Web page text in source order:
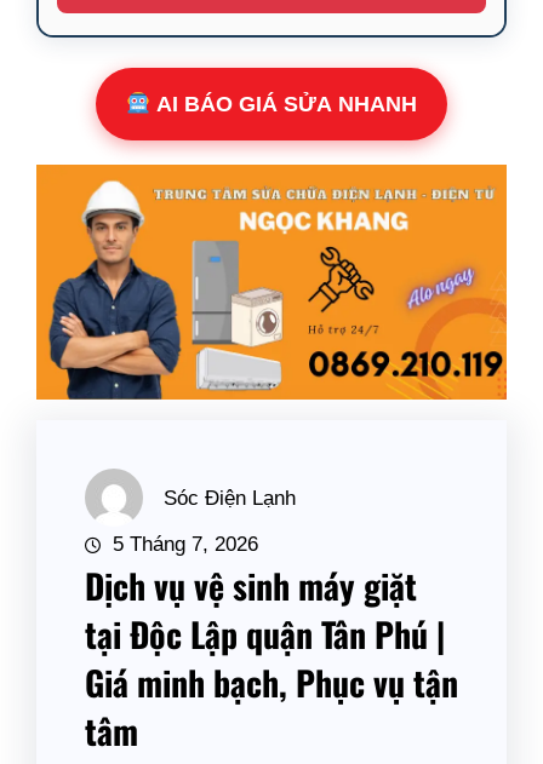
AI BÁO GIÁ SỬA NHANH
Sóc Điện Lạnh
5 Tháng 7, 2026
Dịch vụ vệ sinh máy giặt
tại Độc Lập quận Tân Phú |
Giá minh bạch, Phục vụ tận
tâm